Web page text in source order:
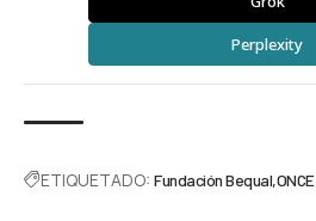
Perplexity
ETIQUETADO: Fundación Bequal ONCE